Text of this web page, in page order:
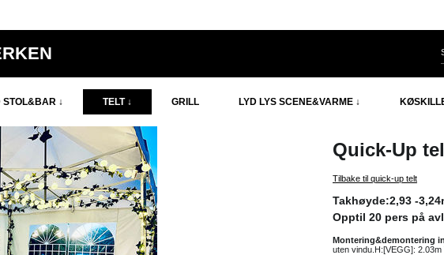
STOL&BAR ↓ TELT ↓ GRILL LYD LYS SCENE&VARME ↓
Quick-Up
Tilbake til quick-up telt
Takhøyde:2,93 -
Opptil 20 pers på
Montering&demontering
uten vindu.H:[VEGG]: